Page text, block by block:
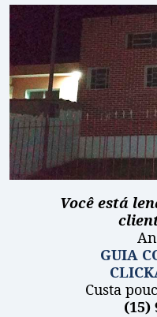
Você está
GUIA
Custa
(15)